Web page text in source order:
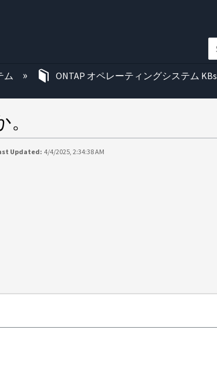
ム ONTAP オペレーティングシステム KBs
Updated: 4/4/2025, 2:34:38 AM